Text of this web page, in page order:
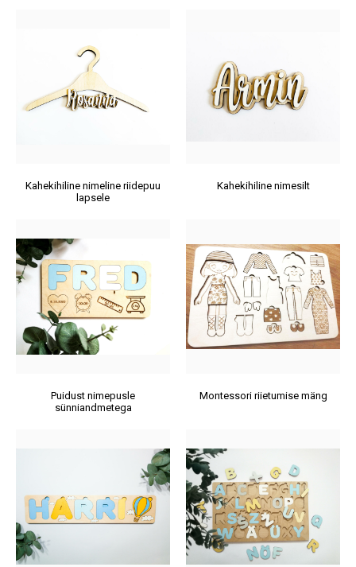
Kahekihiline nimeline riidepuu
lapsele
Kahekihiline nimesilt
Puidust nimepusle
sünniandmetega
Montessori riietumise mäng